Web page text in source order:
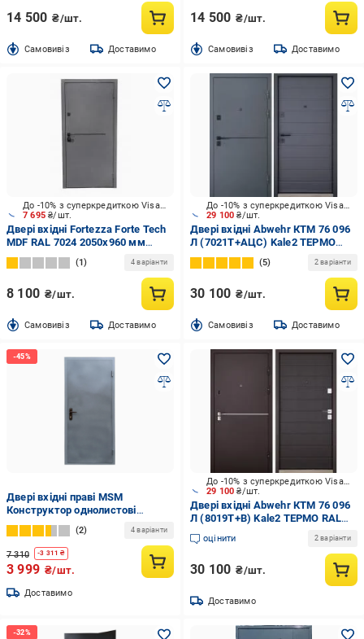
14 500 ₴/шт.
Cамовивіз Доставимо
14 500 ₴/шт.
Cамовивіз Доставимо
7 695₴/шт.
До -10% з суперкредиткою Visa Вигода
Двері вхідні Fortezza Forte Tech
MDF RAL 7024 2050x960 мм
праві
1 4 варіанти
8 100 ₴/шт.
Cамовивіз Доставимо
29 100₴/шт.
До -10% з суперкредиткою Visa Вигода
Двері вхідні Abwehr КТМ 76 096
Л (7021Т+АЦС) Kale2 ТЕРМО
RAL 7024 / антрацит 2050x960
мм ліві
5 2 варіанти
30 100 ₴/шт.
Cамовивіз Доставимо
Двері вхідні праві MSM
Конструктор однолистові
2020х960 мм Сірий (95556-03)
2 4 варіанти
7 310 -3 311 ₴
3 999 ₴/шт.
Доставимо
29 100₴/шт.
До -10% з суперкредиткою Visa Вигода
Двері вхідні Abwehr КТМ 76 096
Л (8019Т+В) Kale2 ТЕРМО RAL
8019 / венге 2050x960 мм ліві
оцінити 2 варіанти
30 100 ₴/шт.
Доставимо